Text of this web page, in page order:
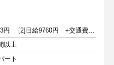
[1]日給1万6623円 [2]日給9760円 +交通費規定支給
以上
ート